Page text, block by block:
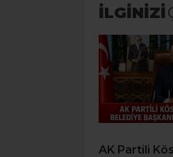
İLGİNİZİ
AK Partili